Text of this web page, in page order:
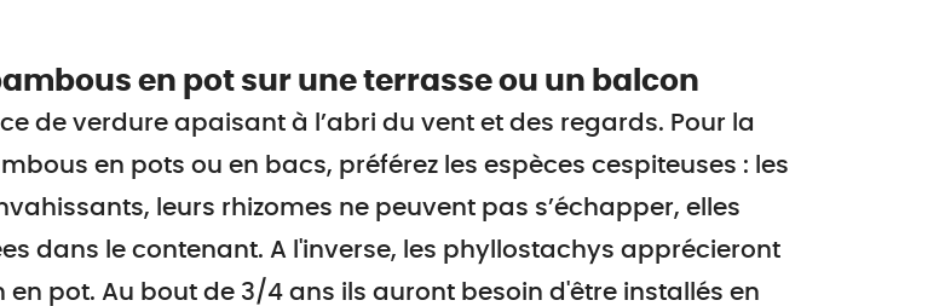
en pot sur une terrasse ou un balcon
de verdure apaisant à l’abri du vent et des regards. Pour la
en pots ou en bacs, préférez les espèces cespiteuses : les
leurs rhizomes ne peuvent pas s’échapper, elles
dans le contenant. A l'inverse, les phyllostachys apprécieront
pot. Au bout de 3/4 ans ils auront besoin d'être installés en